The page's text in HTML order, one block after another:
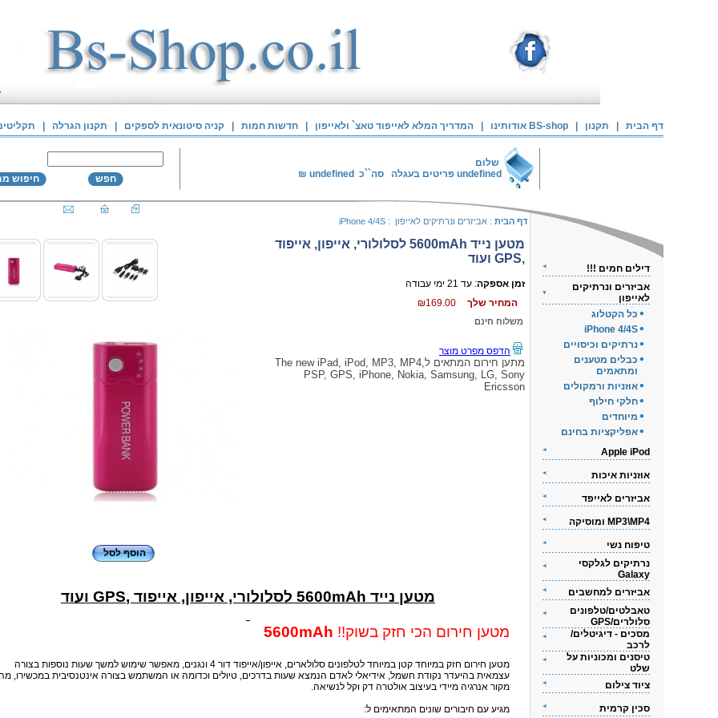
דף הבית תקנון אודותינו BS-shop המדריך המלא לאייפוד טאצ` ולאייפון חדשות חמות קניה סיטונאית לספקים תקנון הגרלה
שלום
undefined פריטים בעגלה סה``כ undefined
₪ חפש חיפוש
דף הבית : אביזרים ונרתיקים לאייפון :
iPhone 4/4S
הוסף לסל
מטען נייד 5600mAh לסלולורי, אייפון, אייפוד
,GPS ועוד
זמן אספקה: עד 21 ימי עבודה
₪169.00
המחיר שלך
משלוח חינם
הדפס מפרט מוצר
מתען חירום המתאים לThe new iPad, iPod, MP3, MP4,
PSP, GPS, iPhone, Nokia, Samsung, LG, Sony
Ericsson
מטען נייד 5600mAh לסלולורי, אייפון, אייפוד ,GPS ועוד
מטען חירום הכי חזק בשוק!! 5600mAh
מטען חירום חזק במיוחד קטן במיוחד לטלפונים סלולארים, אייפון/אייפוד דור 4 ונגנים, מאפשר שימוש למשך שעות נוספות בצורה
עצמאית בהיעדר נקודת חשמל, אידיאלי לאדם הנמצא שעות בדרכים, טיולים וכדומה או המשתמש בצורה אינטנסיבית במכשירו,
מקור אנרגיה מיידי בעיצוב אולטרה דק וקל לנשיאה.
מגיע עם חיבורים שונים המתאימים ל:
דילים חמים !!!
אביזרים ונרתיקים
לאייפון
כל הקטלוג
iPhone 4/4S
נרתיקים וכיסויים
כבלים מטענים
ומתאמים
אוזניות ורמקולים
חלקי חילוף
מיוחדים
אפליקציות בחינם
Apple iPod
אוזניות איכות
אביזרים לאייפד
MP3\MP4 ומוסיקה
טיפוח נשי
נרתיקים לגלקסי
Galaxy
אביזרים למחשבים
טאבלטים/טלפונים
סלולרים/GPS
מסכים - דיגיטלים/
לרכב
טיסנים ומכוניות על
שלט
ציוד צילום
סכין קרמית